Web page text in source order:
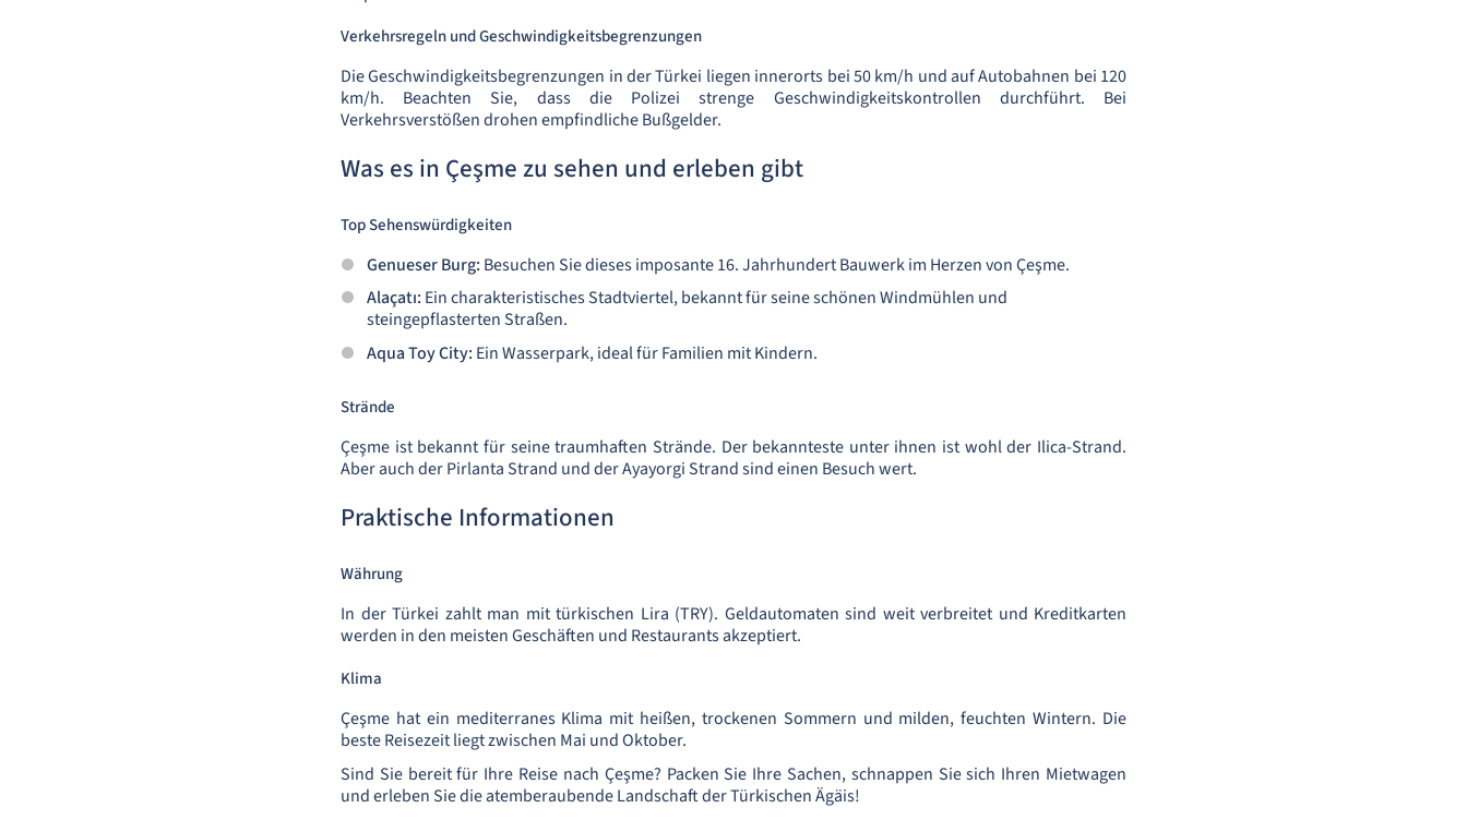
Verkehrsregeln und Geschwindigkeitsbegrenzungen
Die Geschwindigkeitsbegrenzungen in der Türkei liegen innerorts bei 50 km/h und auf Autobahnen bei 120
km/h. Beachten Sie, dass die Polizei strenge Geschwindigkeitskontrollen durchführt. Bei
Verkehrsverstößen drohen empfindliche Bußgelder.
Was es in Çeşme zu sehen und erleben gibt
Top Sehenswürdigkeiten
Genueser Burg: Besuchen Sie dieses imposante 16. Jahrhundert Bauwerk im Herzen von Çeşme.
Alaçatı: Ein charakteristisches Stadtviertel, bekannt für seine schönen Windmühlen und
steingepflasterten Straßen.
Aqua Toy City: Ein Wasserpark, ideal für Familien mit Kindern.
Strände
Çeşme ist bekannt für seine traumhaften Strände. Der bekannteste unter ihnen ist wohl der Ilica-Strand.
Aber auch der Pirlanta Strand und der Ayayorgi Strand sind einen Besuch wert.
Praktische Informationen
Währung
In der Türkei zahlt man mit türkischen Lira (TRY). Geldautomaten sind weit verbreitet und Kreditkarten
werden in den meisten Geschäften und Restaurants akzeptiert.
Klima
Çeşme hat ein mediterranes Klima mit heißen, trockenen Sommern und milden, feuchten Wintern. Die
beste Reisezeit liegt zwischen Mai und Oktober.
Sind Sie bereit für Ihre Reise nach Çeşme? Packen Sie Ihre Sachen, schnappen Sie sich Ihren Mietwagen
und erleben Sie die atemberaubende Landschaft der Türkischen Ägäis!